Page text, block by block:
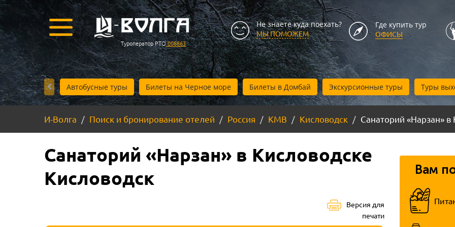
Туроператор РТО008863
Не знаете куда поехать?
МЫ ПОМОЖЕМ
Где купить тур
ОФИСЫ
Автобусные туры Билеты на Черное море Билеты в Домбай Экскурсионные туры Туры
И-Волга Поиск и бронирование отелей Россия КМВ Кисловодск Санаторий «Нарзан» в
Санаторий «Нарзан» в Кисловодске
Кисловодск
Версия для
печати
Вам